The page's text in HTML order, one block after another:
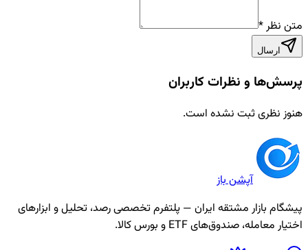
متن نظر*
ارسال
پرسش‌ها و نظرات کاربران
هنوز نظری ثبت نشده است.
آپشن باز
پیشگام بازار مشتقه ایران — پلتفرم تخصصی رصد، تحلیل و ابزارهای
اختیار معامله، صندوق‌های ETF و بورس کالا.